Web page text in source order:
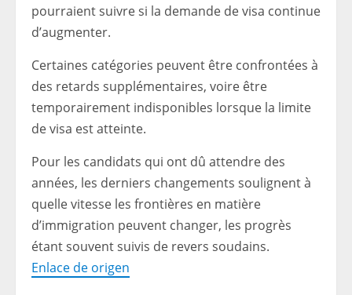
pourraient suivre si la demande de visa continue
d’augmenter.
Certaines catégories peuvent être confrontées à
des retards supplémentaires, voire être
temporairement indisponibles lorsque la limite
de visa est atteinte.
Pour les candidats qui ont dû attendre des
années, les derniers changements soulignent à
quelle vitesse les frontières en matière
d’immigration peuvent changer, les progrès
étant souvent suivis de revers soudains.
Enlace de origen